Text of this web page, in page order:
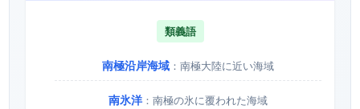
類義語
南極沿岸海域 ：南極大陸に近い海域
南氷洋 ：南極の氷に覆われた海域